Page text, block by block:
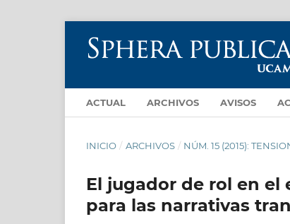
ACTUAL ARCHIVOS AVISOS
INICIO / ARCHIVOS / NÚM. 15 (2015):
El jugador de rol en
para las narrativas